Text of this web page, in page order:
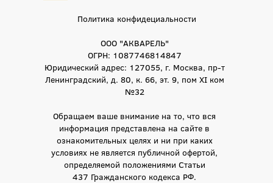
Политика конфидециальности
ООО "АКВАРЕЛЬ"
ОГРН: 1087746814847
Юридический адрес: 127055, г. Москва, пр-т
Ленинградский, д. 80, к. 66, эт. 9, пом XI ком
№32
Обращаем ваше внимание на то, что вся
информация представлена на сайте в
ознакомительных целях и ни при каких
условиях не является публичной офертой,
определяемой положениями Статьи
437 Гражданского кодекса РФ.